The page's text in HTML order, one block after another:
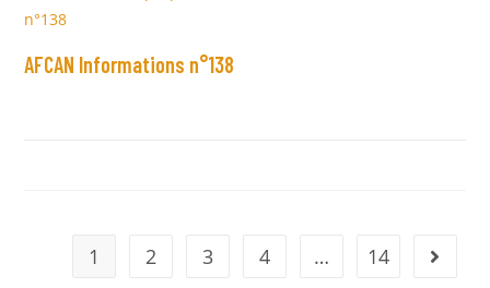
AFCAN Informations n°138
1 2 3 4 … 14